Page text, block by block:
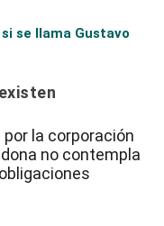
se llama Gustavo
la corporación
no contempla